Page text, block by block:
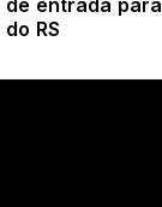
entrada para
RS